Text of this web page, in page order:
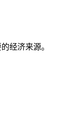
经济来源。